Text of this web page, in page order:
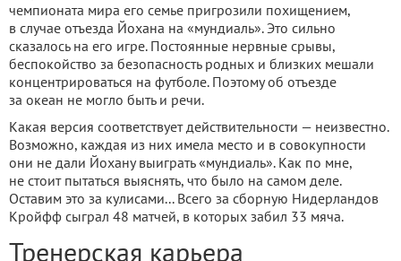
чемпионата мира его семье пригрозили похищением,
в случае отъезда Йохана на «мундиаль». Это сильно
сказалось на его игре. Постоянные нервные срывы,
беспокойство за безопасность родных и близких мешали
концентрироваться на футболе. Поэтому об отъезде
за океан не могло быть и речи.
Какая версия соответствует действительности — неизвестно.
Возможно, каждая из них имела место и в совокупности
они не дали Йохану выиграть «мундиаль». Как по мне,
не стоит пытаться выяснять, что было на самом деле.
Оставим это за кулисами... Всего за сборную Нидерландов
Кройфф сыграл 48 матчей, в которых забил 33 мяча.
Тренерская карьера